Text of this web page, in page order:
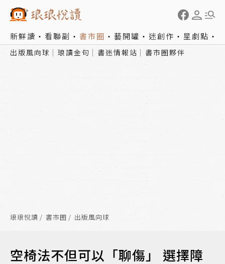
新鮮讀 看聯副 書市圈 藝開罐 迷創作 星劇點
出版風向球 琅讀金句 書迷情報站 書市圈夥伴
琅琅悅讀 書市圈 出版風向球
空椅法不但可以「聊傷」 選擇障